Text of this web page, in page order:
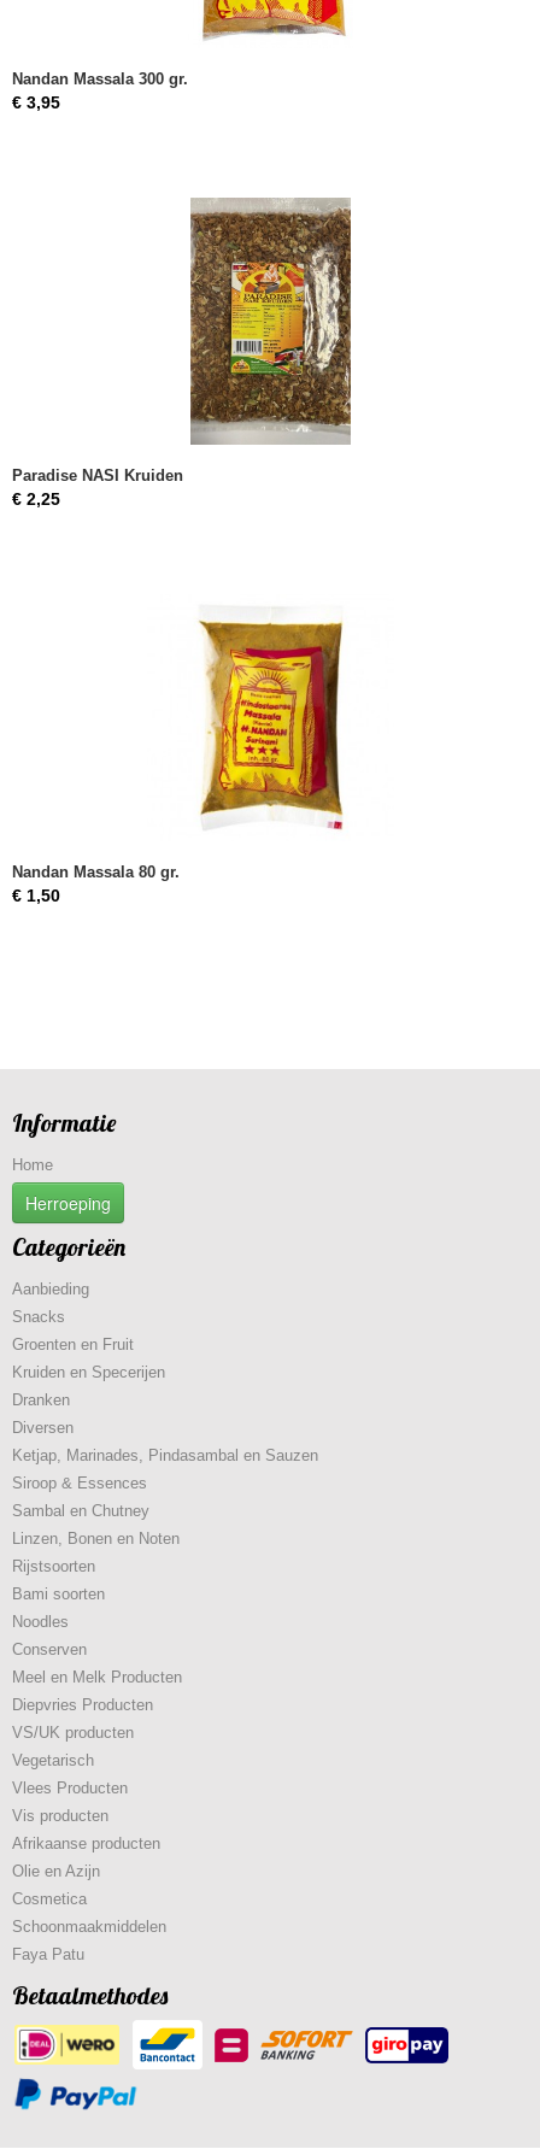
Nandan Massala 300 gr.
€ 3,95
Paradise NASI Kruiden
€ 2,25
Nandan Massala 80 gr.
€ 1,50
Informatie
Home
Herroeping
Categorieën
Aanbieding
Snacks
Groenten en Fruit
Kruiden en Specerijen
Dranken
Diversen
Ketjap, Marinades, Pindasambal en Sauzen
Siroop & Essences
Sambal en Chutney
Linzen, Bonen en Noten
Rijstsoorten
Bami soorten
Noodles
Conserven
Meel en Melk Producten
Diepvries Producten
VS/UK producten
Vegetarisch
Vlees Producten
Vis producten
Afrikaanse producten
Olie en Azijn
Cosmetica
Schoonmaakmiddelen
Faya Patu
Betaalmethodes